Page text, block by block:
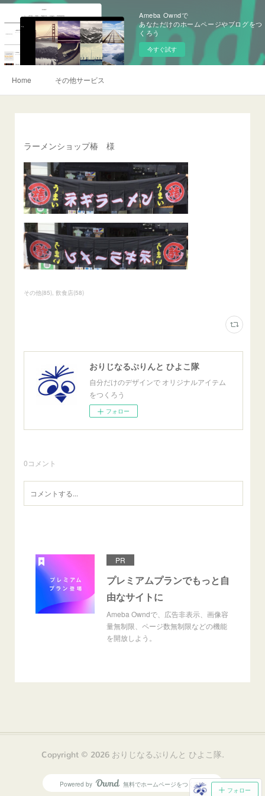
Ameba Owndで
あなただけのホームページやブログをつ
くろう
今すぐ試す
Home その他サービス
ラーメンショップ椿 様
その他(85) 飲食店(58)
おりじなるぷりんと ひよこ隊
自分だけのデザインで オリジナルアイテム
をつくろう
フォロー
0コメント
PR
プレミアムプランでもっと自
由なサイトに
Ameba Owndで、広告非表示、画像容
量無制限、ページ数無制限などの機能
を開放しよう。
フォロー
Copyright © 2026 おりじなるぷりんと ひよこ隊.
Powered by AmebaOwnd
無料でホームページをつくろう